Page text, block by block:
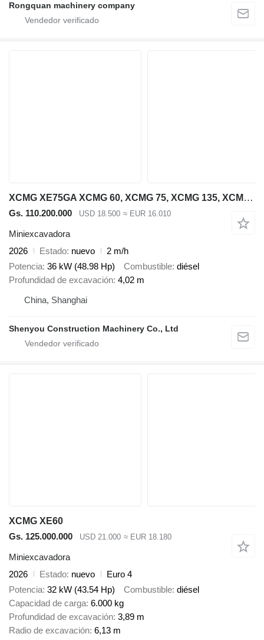
Rongquan machinery company
XCMG XE75GA XCMG 60, XCMG 75, XCMG 135, XCMG 215
Gs. 110.200.000 USD 18.500 ≈ EUR 16.010
Miniexcavadora
2026
Estado nuevo
2 m/h
Potencia 36 kW (48.98 Hp) Combustible diésel
Profundidad de excavación 4,02 m
China, Shanghai
Shenyou Construction Machinery Co., Ltd
XCMG XE60
Gs. 125.000.000
USD 21.000 ≈ EUR 18.180
Miniexcavadora
2026
Estado nuevo
Euro 4
Potencia 32 kW (43.54 Hp) Combustible diésel
Capacidad de carga 6.000 kg
Profundidad de excavación 3,89 m
Radio de excavación 6,13 m